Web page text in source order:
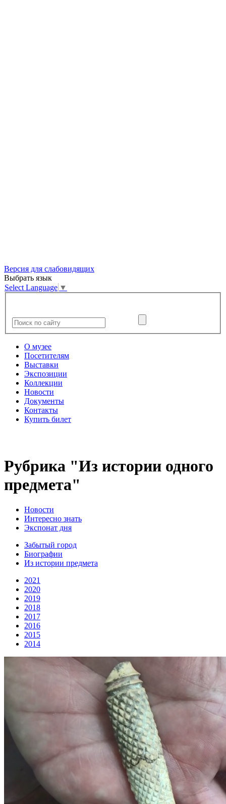
Версия для слабовидящих
Выбрать язык
Select Language ▼
О музее
Посетителям
Выставки
Экспозиции
Коллекции
Новости
Документы
Контакты
Купить билет
Рубрика "Из истории одного
предмета"
Новости
Интересно знать
Экспонат дня
Забытый город
Биографии
Из истории предмета
2021
2020
2019
2018
2017
2016
2015
2014